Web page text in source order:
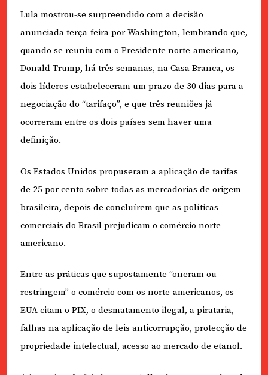
Lula mostrou-se surpreendido com a decisão
anunciada terça-feira por Washington, lembrando que,
quando se reuniu com o Presidente norte-americano,
Donald Trump, há três semanas, na Casa Branca, os
dois líderes estabeleceram um prazo de 30 dias para a
negociação do “tarifaço”, e que três reuniões já
ocorreram entre os dois países sem haver uma
definição.
Os Estados Unidos propuseram a aplicação de tarifas
de 25 por cento sobre todas as mercadorias de origem
brasileira, depois de concluírem que as políticas
comerciais do Brasil prejudicam o comércio norte-
americano.
Entre as práticas que supostamente “oneram ou
restringem” o comércio com os norte-americanos, os
EUA citam o PIX, o desmatamento ilegal, a pirataria,
falhas na aplicação de leis anticorrupção, protecção de
propriedade intelectual, acesso ao mercado de etanol.